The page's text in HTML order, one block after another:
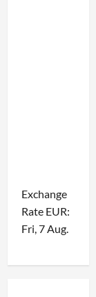
Exchange
Rate EUR:
Fri, 7 Aug.